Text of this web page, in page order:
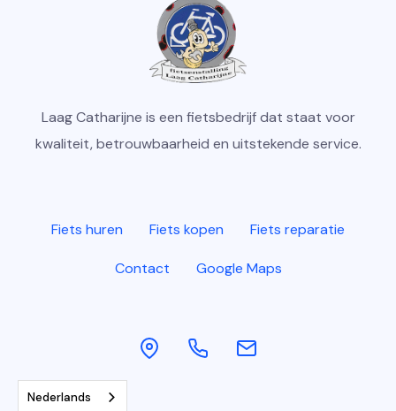
Laag Catharijne is een fietsbedrijf dat staat voor
kwaliteit, betrouwbaarheid en uitstekende service.
Fiets huren Fiets kopen Fiets reparatie
Contact Google Maps
Nederlands